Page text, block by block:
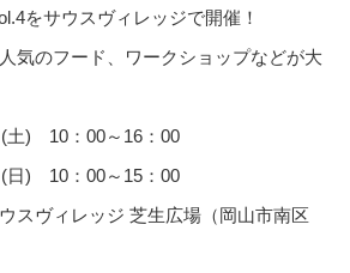
をサウスヴィレッジで開催！
気のフード、ワークショップなどが大
(土) 10：00～16：00
：00～15：00
スヴィレッジ 芝生広場（岡山市南区